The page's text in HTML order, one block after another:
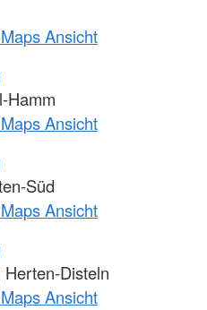
Ansicht
Hamm
Ansicht
Süd
Ansicht
Disteln
Ansicht